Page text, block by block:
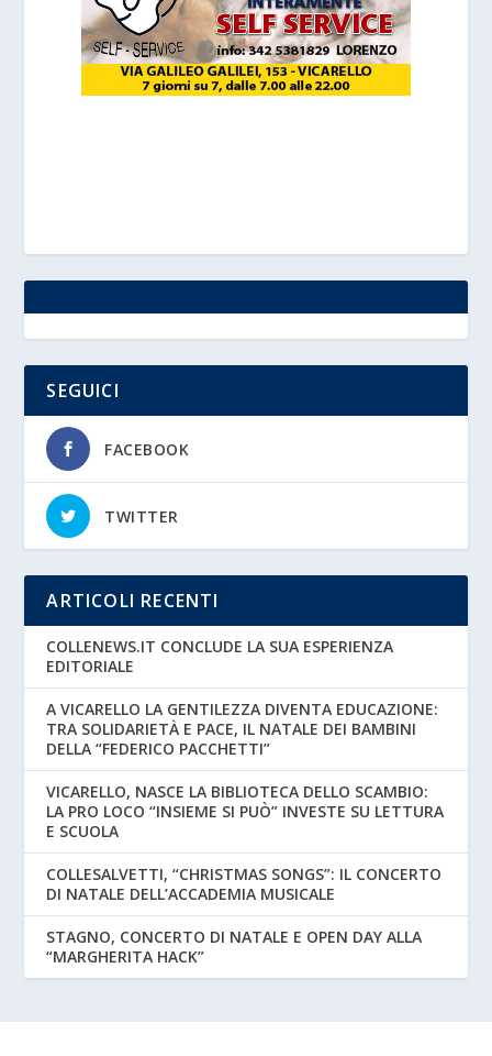
SEGUICI
FACEBOOK
TWITTER
ARTICOLI RECENTI
COLLENEWS.IT CONCLUDE LA SUA ESPERIENZA
EDITORIALE
A VICARELLO LA GENTILEZZA DIVENTA EDUCAZIONE:
TRA SOLIDARIETÀ E PACE, IL NATALE DEI BAMBINI
DELLA “FEDERICO PACCHETTI”
VICARELLO, NASCE LA BIBLIOTECA DELLO SCAMBIO:
LA PRO LOCO “INSIEME SI PUÒ” INVESTE SU LETTURA
E SCUOLA
COLLESALVETTI, “CHRISTMAS SONGS”: IL CONCERTO
DI NATALE DELL’ACCADEMIA MUSICALE
STAGNO, CONCERTO DI NATALE E OPEN DAY ALLA
“MARGHERITA HACK”